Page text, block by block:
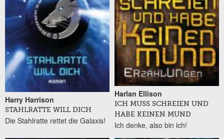
Harry Harrison
STAHLRATTE WILL DICH
Die Stahlratte rettet die Galaxis!
Harlan Ellison
ICH MUSS SCHREIEN UND
HABE KEINEN MUND
Ich denke, also bin ich!